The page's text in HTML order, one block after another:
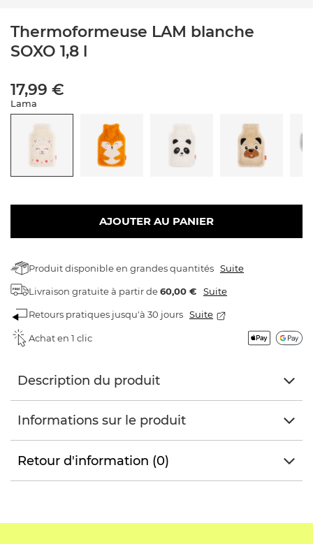
Thermoformeuse LAM blanche
SOXO 1,8 l
17,99 €
Lama
AJOUTER AU PANIER
Produit disponible en grandes quantités Suite
Livraison gratuiteà partir de60,00 € Suite
Retours pratiques jusqu'à 30 jours Suite
Achat en 1 clic
Description du produit
Informations sur le produit
Retour d'information (0)